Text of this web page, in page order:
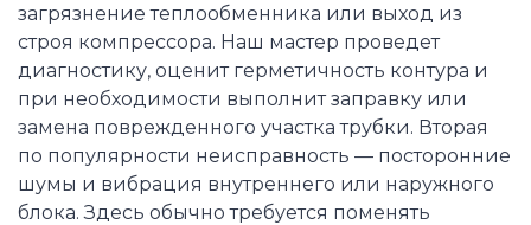
загрязнение теплообменника или выход из
строя компрессора. Наш мастер проведет
диагностику, оценит герметичность контура и
при необходимости выполнит заправку или
замена поврежденного участка трубки. Вторая
по популярности неисправность — посторонние
шумы и вибрация внутреннего или наружного
блока. Здесь обычно требуется поменять